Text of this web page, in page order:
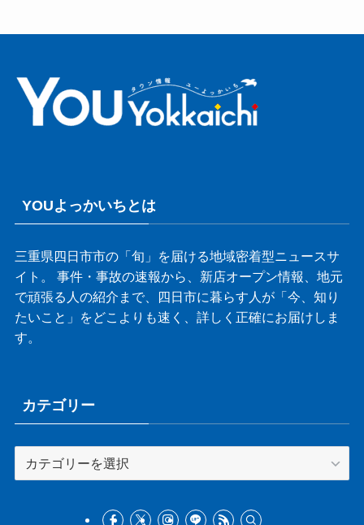
YOUよっかいちとは
三重県四日市市の「旬」を届ける地域密着型ニュースサ
イト。 事件・事故の速報から、新店オープン情報、地元
で頑張る人の紹介まで、四日市に暮らす人が「今、知り
たいこと」をどこよりも速く、詳しく正確にお届けしま
す。
カテゴリー
テ